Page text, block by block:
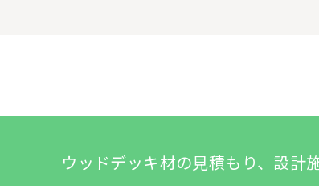
ウッドデッキ材の見積もり、設計